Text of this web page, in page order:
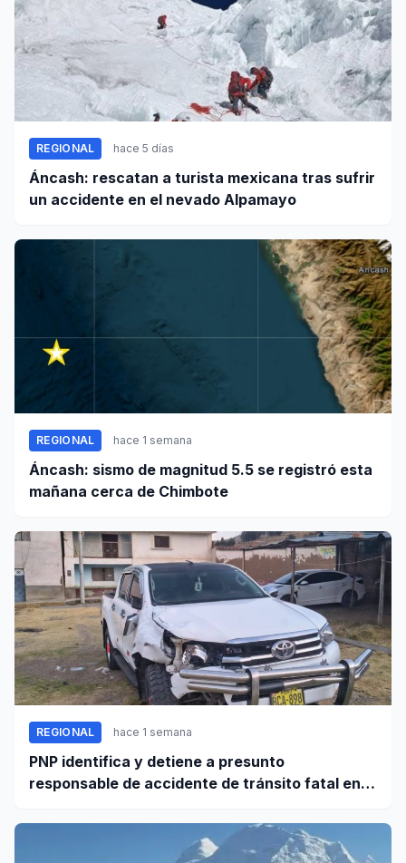
REGIONAL hace 5 días
Áncash: rescatan a turista mexicana tras sufrir
un accidente en el nevado Alpamayo
REGIONAL hace 1 semana
Áncash: sismo de magnitud 5.5 se registró esta
mañana cerca de Chimbote
REGIONAL hace 1 semana
PNP identifica y detiene a presunto
responsable de accidente de tránsito fatal en